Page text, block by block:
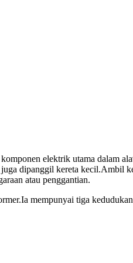
elektrik utama dalam
dipanggil kereta kecil.Ambil
atau penggantian.
mempunyai tiga